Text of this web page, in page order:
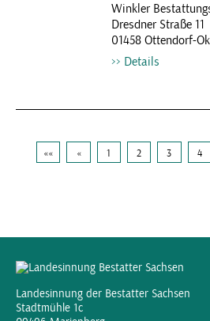
Winkler
Dresdner Straße 11
01458 Ottendorf-
Details
«« « 1 2 3 4
Landesinnung der Bestatter Sachsen
Stadtmühle 1c